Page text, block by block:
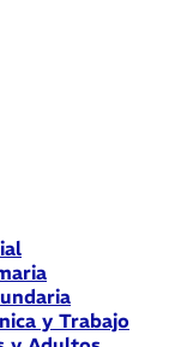
y Trabajo